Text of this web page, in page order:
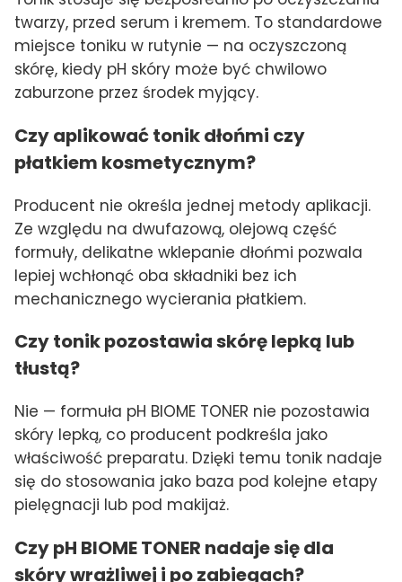
twarzy, przed serum i kremem. To standardowe
miejsce toniku w rutynie — na oczyszczoną
skórę, kiedy pH skóry może być chwilowo
zaburzone przez środek myjący.
Czy aplikować tonik dłońmi czy
płatkiem kosmetycznym?
Producent nie określa jednej metody aplikacji.
Ze względu na dwufazową, olejową część
formuły, delikatne wklepanie dłońmi pozwala
lepiej wchłonąć oba składniki bez ich
mechanicznego wycierania płatkiem.
Czy tonik pozostawia skórę lepką lub
tłustą?
Nie — formuła pH BIOME TONER nie pozostawia
skóry lepką, co producent podkreśla jako
właściwość preparatu. Dzięki temu tonik nadaje
się do stosowania jako baza pod kolejne etapy
pielęgnacji lub pod makijaż.
Czy pH BIOME TONER nadaje się dla
skóry wrażliwej i po zabiegach?